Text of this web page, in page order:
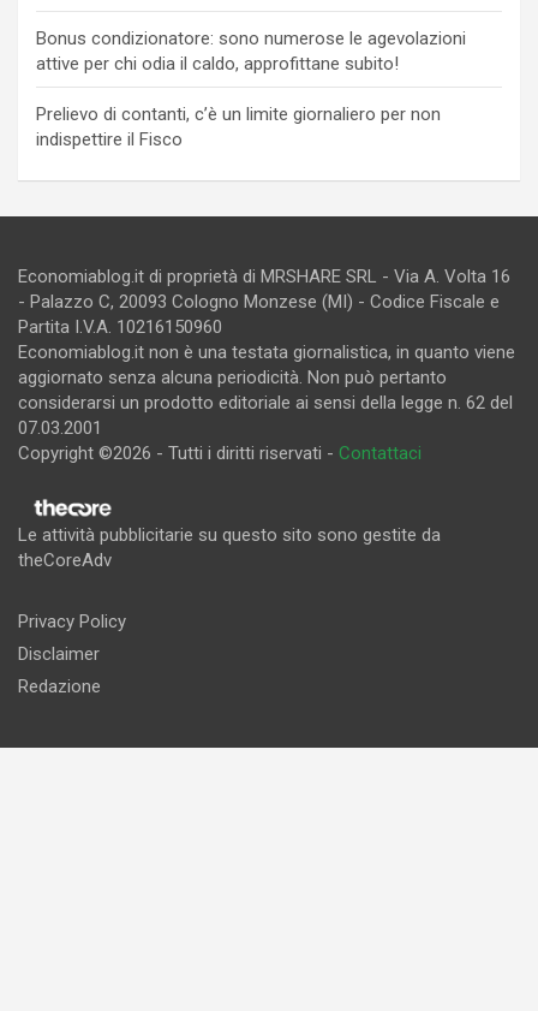
Bonus condizionatore: sono numerose le agevolazioni
attive per chi odia il caldo, approfittane subito!
Prelievo di contanti, c’è un limite giornaliero per non
indispettire il Fisco
Economiablog.it di proprietà di MRSHARE SRL - Via A. Volta 16
- Palazzo C, 20093 Cologno Monzese (MI) - Codice Fiscale e
Partita I.V.A. 10216150960
Economiablog.it non è una testata giornalistica, in quanto viene
aggiornato senza alcuna periodicità. Non può pertanto
considerarsi un prodotto editoriale ai sensi della legge n. 62 del
07.03.2001
Copyright ©2026 - Tutti i diritti riservati - Contattaci
Le attività pubblicitarie su questo sito sono gestite da
theCoreAdv
Privacy Policy
Disclaimer
Redazione